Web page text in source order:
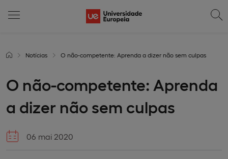
Notícias O não-competente: Aprenda a dizer não sem culpas
O não-competente: Aprenda
a dizer não sem culpas
06 mai 2020